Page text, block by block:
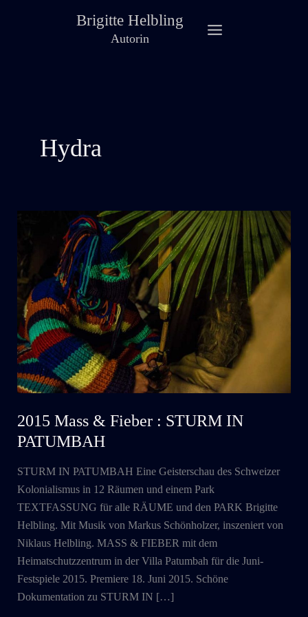
Brigitte Helbling
Autorin
Hydra
2015 Mass & Fieber : STURM IN
PATUMBAH
STURM IN PATUMBAH Eine Geisterschau des Schweizer
Kolonialismus in 12 Räumen und einem Park
TEXTFASSUNG für alle RÄUME und den PARK Brigitte
Helbling. Mit Musik von Markus Schönholzer, inszeniert von
Niklaus Helbling. MASS & FIEBER mit dem
Heimatschutzzentrum in der Villa Patumbah für die Juni-
Festspiele 2015. Premiere 18. Juni 2015. Schöne
Dokumentation zu STURM IN […]